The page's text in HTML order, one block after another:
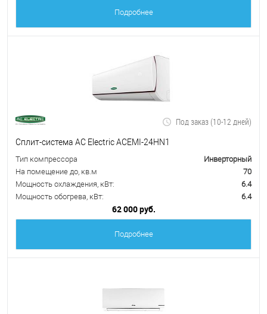
Подробнее
Под заказ (10-12 дней)
Сплит-система AC Electric ACEMI-24HN1
Тип компрессора
Инверторный
На помещение до, кв.м
70
Мощность охлаждения, кВт:
6.4
Мощность обогрева, кВт:
6.4
62 000 руб.
Подробнее